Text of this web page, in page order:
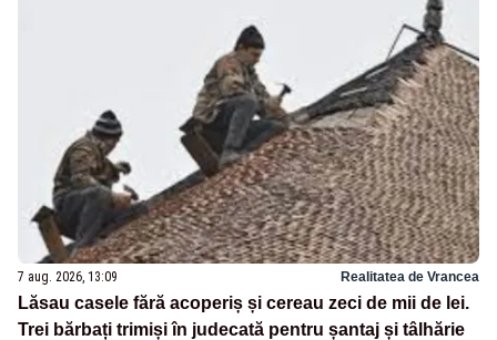
7 aug. 2026, 13:09 Realitatea de Vrancea
Lăsau casele fără acoperiș și cereau zeci de mii de lei.
Trei bărbați trimiși în judecată pentru șantaj și tâlhărie